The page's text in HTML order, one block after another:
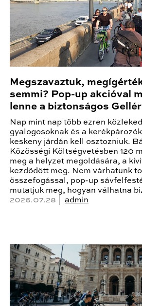
Megszavaztuk,
semmi? Pop-up akcióval
lenne a biztonságos
Nap mint nap több ezren
gyalogosoknak és a
keskeny járdán kell osztozniuk.
Közösségi Költségvetésben 120
meg a helyzet megoldására, a
kezdődött meg. Nem várhatunk
összefogással, pop-up
mutatjuk meg, hogyan válhatna
2026.07.28 | admin